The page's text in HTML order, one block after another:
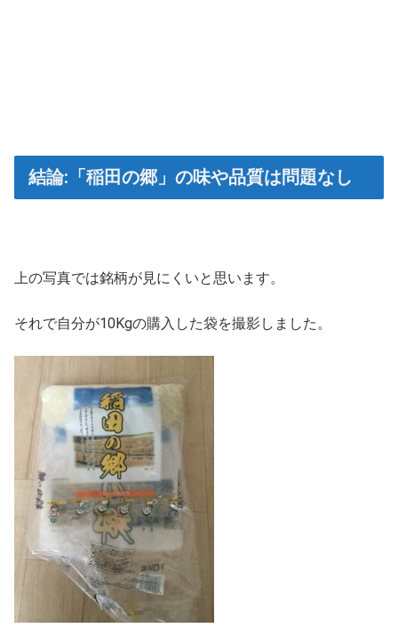
結論:「稲田の郷」の味や品質は問題なし
上の写真では銘柄が見にくいと思います。
それで自分が10Kgの購入した袋を撮影しました。